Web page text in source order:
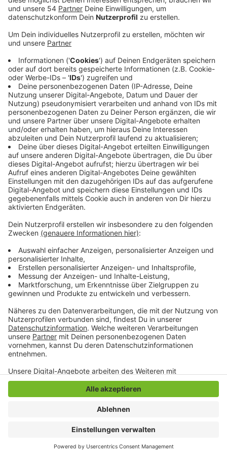
Veröffentlicht:Donnerstag, 06.04.2023 06:52
Anzeige
Dabei wird es wohl nicht bleiben: Laut eines Sprechers
gehen die Betriebe von einer weiter steigenden
Nachfrage aus. Mehr als fünf Millionen neue
Abonnenten werden deutschlandweit durch das 49-
Euro-Ticket erwartet. Allein der VRR sagt, es werden
hier in unserer Region wohl mindestens 100.000 neue
Abonnenten. Wo das Ticket gekauft wird, ist letztlich
egal: Ob beim VRR, der NEW oder der deutschen Bahn:
Das Ticket gilt dann ohnehin für den gesamten ÖPNV
in Deutschland - mit einigen wenigen Ausnahmen, wie
beispielsweise bei den ICE-Fahrten. Wer schon ein
ÖPNV-Abo hat, wurde vorab gefragt, ob er zum
Deutschlandticket wechseln will oder beim alten Abo
bleibt. 95 Prozent der Kunden würden aber wechseln,
dem 1. Mai gültig sein.
Anzeige
Anzeige